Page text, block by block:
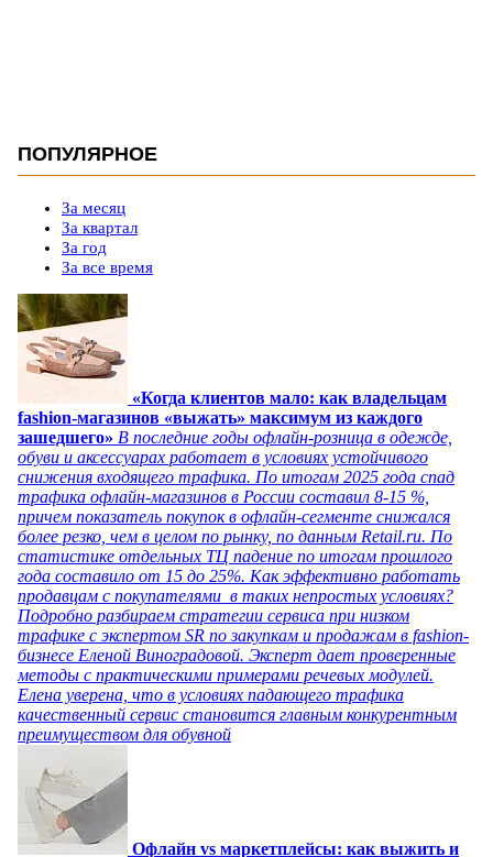
ПОПУЛЯРНОЕ
За месяц
За квартал
За год
За все время
«Когда клиентов мало: как владельцам
fashion-магазинов «выжать» максимум из каждого
зашедшего» В последние годы офлайн-розница в одежде,
обуви и аксессуарах работает в условиях устойчивого
снижения входящего трафика. По итогам 2025 года спад
трафика офлайн-магазинов в России составил 8-15 %,
причем показатель покупок в офлайн-сегменте снижался
более резко, чем в целом по рынку, по данным Retail.ru. По
статистике отдельных ТЦ падение по итогам прошлого
года составило от 15 до 25%. Как эффективно работать
продавцам с покупателями в таких непростых условиях?
Подробно разбираем стратегии сервиса при низком
трафике с экспертом SR по закупкам и продажам в fashion-
бизнесе Еленой Виноградовой. Эксперт дает проверенные
методы с практическими примерами речевых модулей.
Елена уверена, что в условиях падающего трафика
качественный сервис становится главным конкурентным
преимуществом для обувной
Офлайн vs маркетплейсы: как выжить и